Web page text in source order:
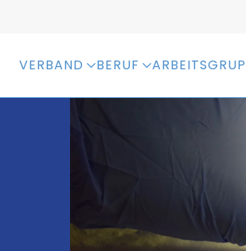
VERBAND BERUF